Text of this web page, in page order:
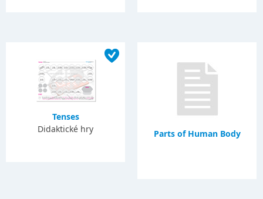
Tenses
Didaktické hry
Parts of Human Body